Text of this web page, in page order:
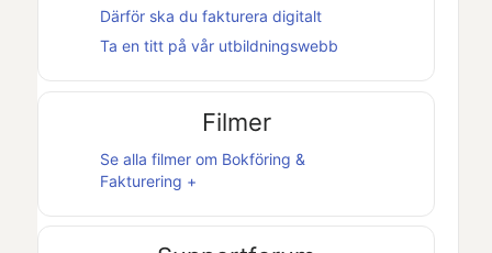
Därför ska du fakturera digitalt
Ta en titt på vår utbildningswebb
Filmer
Se alla filmer om Bokföring &
Fakturering +